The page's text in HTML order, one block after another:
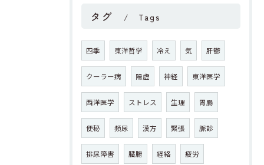
タグ Tags
四季 東洋哲学 冷え 気 肝鬱
クーラー病 陽虚 神経 東洋医学
西洋医学 ストレス 生理 胃腸
便秘 頻尿 漢方 緊張 脈診
排尿障害 臓腑 経絡 疲労